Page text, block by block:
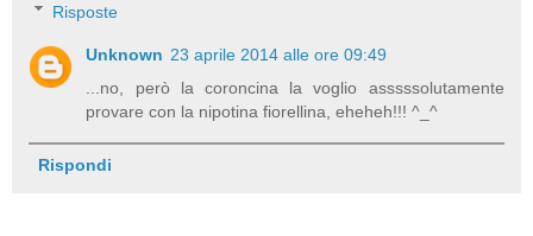
Risposte
Unknown 23 aprile 2014 alle ore 09:49
...no, però la coroncina la voglio asssssolutamente
provare con la nipotina fiorellina, eheheh!!! ^_^
Rispondi